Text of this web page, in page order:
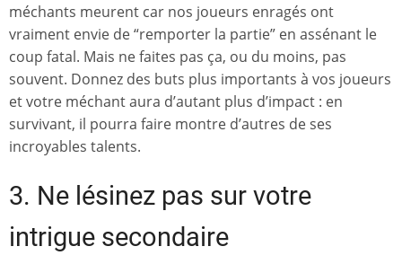
méchants meurent car nos joueurs enragés ont
vraiment envie de “remporter la partie” en assénant le
coup fatal. Mais ne faites pas ça, ou du moins, pas
souvent. Donnez des buts plus importants à vos joueurs
et votre méchant aura d’autant plus d’impact : en
survivant, il pourra faire montre d’autres de ses
incroyables talents.
3. Ne lésinez pas sur votre
intrigue secondaire